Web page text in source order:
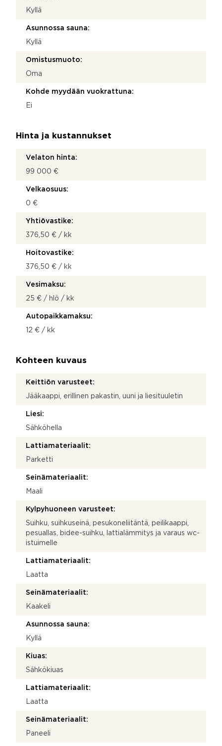
Kyllä
Asunnossa sauna:
Kyllä
Omistusmuoto:
Oma
Kohde myydään vuokrattuna:
Ei
Hinta ja kustannukset
Velaton hinta:
99 000 €
Velkaosuus:
0 €
Yhtiövastike:
376,50 € / kk
Hoitovastike:
376,50 € / kk
Vesimaksu:
25 € / hlö / kk
Autopaikkamaksu:
12 € / kk
Kohteen kuvaus
Keittiön varusteet:
Jääkaappi, erillinen pakastin, uuni ja liesituuletin
Liesi:
Sähköhella
Lattiamateriaalit:
Parketti
Seinämateriaalit:
Maali
Kylpyhuoneen varusteet:
Suihku, suihkuseinä, pesukoneliitäntä, peilikaappi,
pesuallas, bidee-suihku, lattialämmitys ja varaus wc-
istuimelle
Lattiamateriaalit:
Laatta
Seinämateriaalit:
Kaakeli
Asunnossa sauna:
Kyllä
Kiuas:
Sähkökiuas
Lattiamateriaalit:
Laatta
Seinämateriaalit:
Paneeli